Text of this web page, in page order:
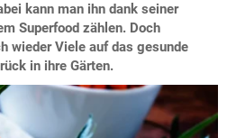
kann man ihn dank seiner
Superfood zählen. Doch
wieder Viele auf das gesunde
in ihre Gärten.